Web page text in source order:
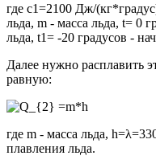
где c1=2100 Дж/
льда, m - масса льда, t= 0
льда, t1= -20 градусов -
Далее нужно расплавить
равную:
где m - масса льда,
плавления льда.